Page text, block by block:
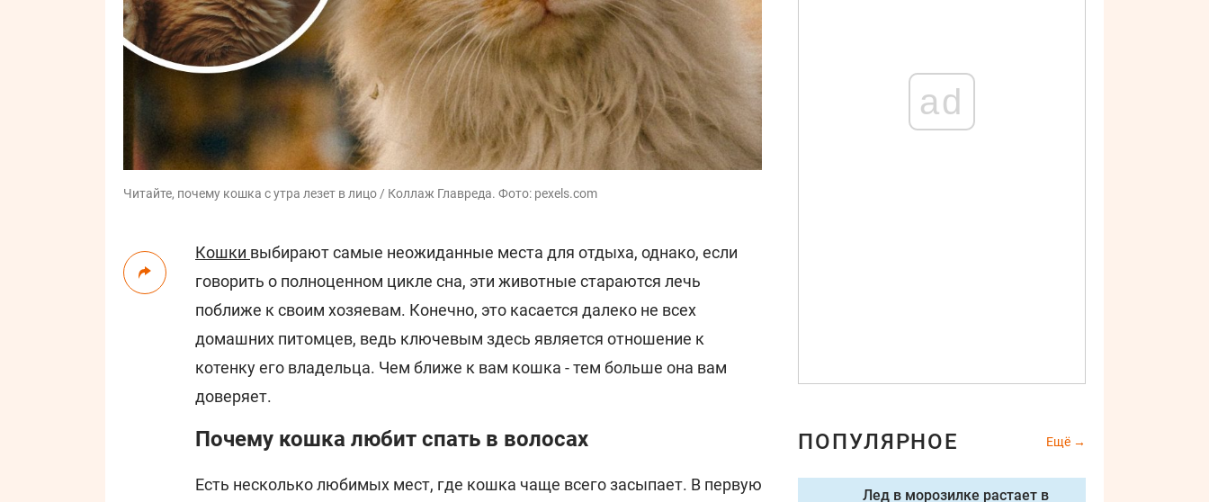
Читайте, почему кошка с утра лезет в лицо / Коллаж Главреда. Фото: pexels.com
Кошки выбирают самые неожиданные места для отдыха, однако, если
говорить о полноценном цикле сна, эти животные стараются лечь
поближе к своим хозяевам. Конечно, это касается далеко не всех
домашних питомцев, ведь ключевым здесь является отношение к
котенку его владельца. Чем ближе к вам кошка - тем больше она вам
доверяет.
Почему кошка любит спать в волосах
Есть несколько любимых мест, где кошка чаще всего засыпает. В первую
ad
ПОПУЛЯРНОЕ Ещё
Лед в морозилке растает в